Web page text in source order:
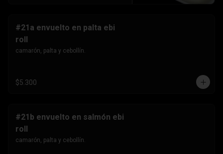
#21a envuelto en palta ebi
roll
camarón, palta y cebollín.
$5.300
#21b envuelto en salmón ebi
roll
camarón, palta y cebollín.